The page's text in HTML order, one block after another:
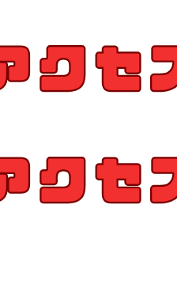
紹介ブログ